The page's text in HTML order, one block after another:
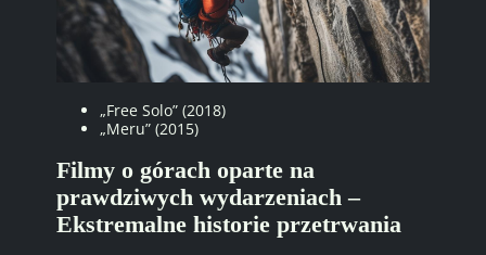
„Free Solo” (2018)
„Meru” (2015)
Filmy o górach oparte na
prawdziwych wydarzeniach –
Ekstremalne historie przetrwania